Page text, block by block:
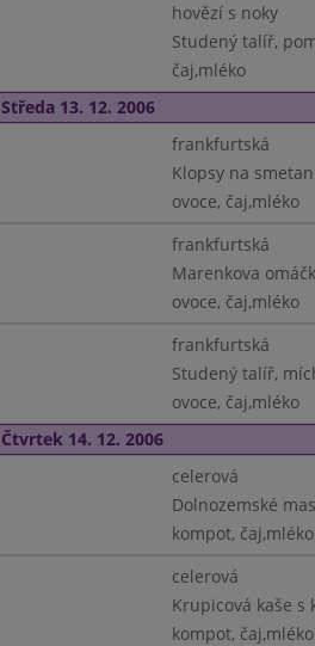
hovězí s noky
Studený talíř,
čaj,mléko
Středa 13. 12. 2006
frankfurtská
Klopsy na
ovoce, čaj,mléko
frankfurtská
Marenkova
ovoce, čaj,mléko
frankfurtská
Studený talíř,
ovoce, čaj,mléko
Čtvrtek 14. 12. 2006
celerová
Dolnozemské
kompot, čaj,mléko
celerová
Krupicová kaše s
kompot, čaj,mléko